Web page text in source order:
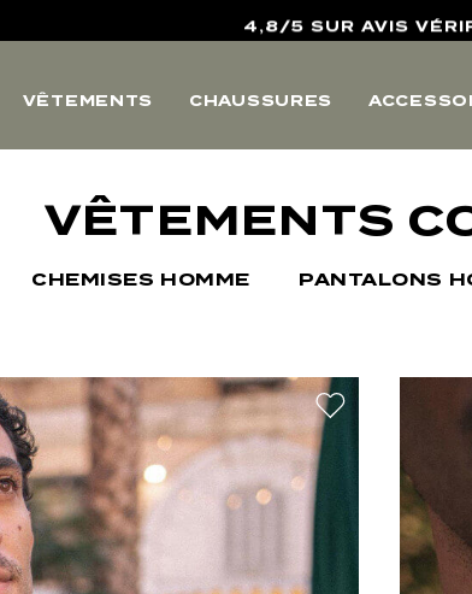
10% OFFERTS SUR VOTRE
4,8/5 SUR AVIS
VÊTEMENTS CHAUSSURES
VÊTEMENTS
CHEMISES HOMME PANTALONS